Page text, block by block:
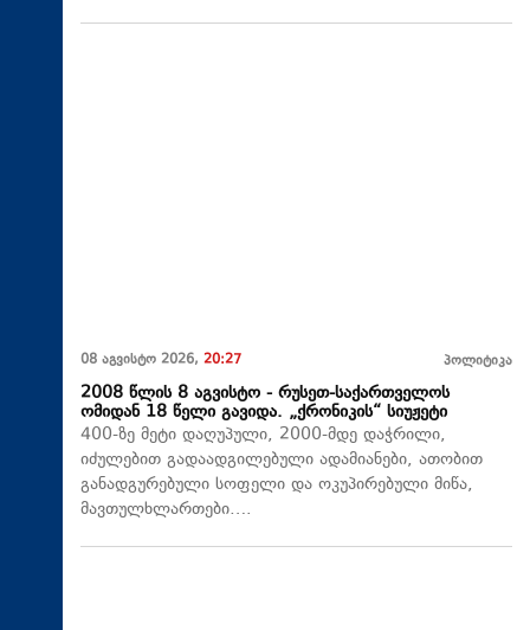
08 აგვისტო 2026, 20:27 პოლიტიკა
2008 წლის 8 აგვისტო - რუსეთ-საქართველოს
ომიდან 18 წელი გავიდა. „ქრონიკის“ სიუჟეტი
400-ზე მეტი დაღუპული, 2000-მდე დაჭრილი,
იძულებით გადაადგილებული ადამიანები, ათობით
განადგურებული სოფელი და ოკუპირებული მიწა,
მავთულხლართები….